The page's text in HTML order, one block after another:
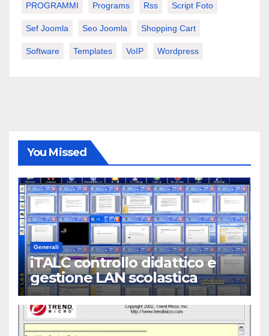
PROGRAMMI Programs Rss Script Foto
Sef Joomla Seo Joomla Shopping Cart
Software Templates VoIP Wordpress
You Missed
Generali
iTALC controllo didattico e
gestione LAN scolastica